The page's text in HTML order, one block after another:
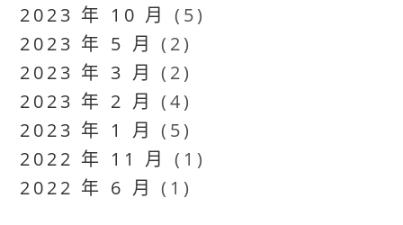
2023 年 10 月 (5)
2023 年 5 月 (2)
2023 年 3 月 (2)
2023 年 2 月 (4)
2023 年 1 月 (5)
2022 年 11 月 (1)
2022 年 6 月 (1)